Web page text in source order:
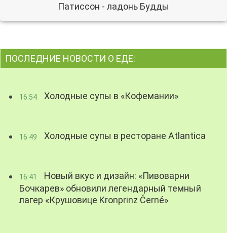
Патиссон - ладонь Будды
ПОСЛЕДНИЕ НОВОСТИ О ЕДЕ:
16:54 Холодные супы в «Кофемании»
16:49 Холодные супы в ресторане Atlantica
16:41
Новый вкус и дизайн: «Пивоварни
Бочкарев» обновили легендарный темный
лагер «Крушовице Kronprinz Černé»